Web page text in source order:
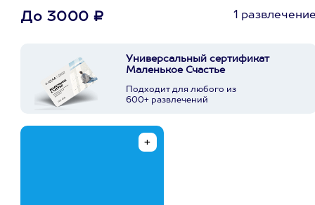
До 3000 ₽ 1
Универсальный сертификат
Маленькое Счастье
Подходит для любого из
600+ развлечений